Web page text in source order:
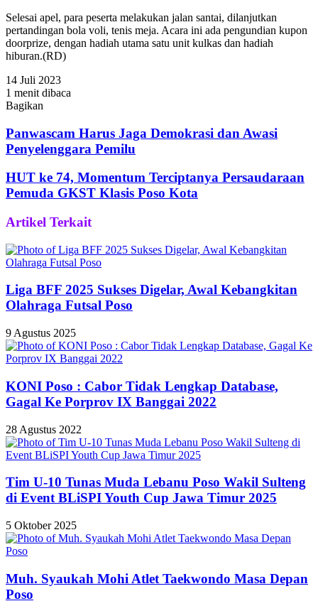
Selesai apel, para peserta melakukan jalan santai, dilanjutkan
pertandingan bola voli, tenis meja. Acara ini ada pengundian kupon
doorprize, dengan hadiah utama satu unit kulkas dan hadiah
hiburan.(RD)
14 Juli 2023
1 menit dibaca
Bagikan
via
Email
Panwascam Harus Jaga Demokrasi dan Awasi
Penyelenggara Pemilu
HUT ke 74, Momentum Terciptanya Persaudaraan
Pemuda GKST Klasis Poso Kota
Artikel Terkait
Liga BFF 2025 Sukses Digelar, Awal Kebangkitan
Olahraga Futsal Poso
9 Agustus 2025
KONI Poso : Cabor Tidak Lengkap Database,
Gagal Ke Porprov IX Banggai 2022
28 Agustus 2022
Tim U-10 Tunas Muda Lebanu Poso Wakil Sulteng
di Event BLiSPI Youth Cup Jawa Timur 2025
5 Oktober 2025
Muh. Syaukah Mohi Atlet Taekwondo Masa Depan
Poso